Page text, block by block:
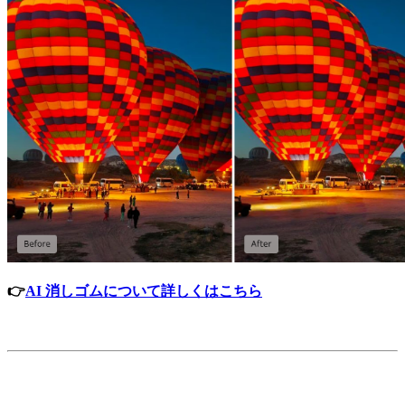
👉AI 消しゴムについて詳しくはこちら